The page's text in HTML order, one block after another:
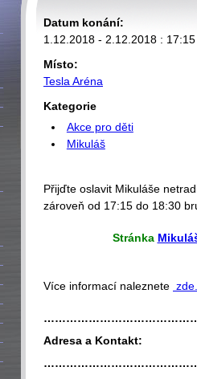
Datum konání:
1.12.2018 - 2.12.2018 :
Místo:
Tesla Aréna
Kategorie
Akce pro děti
Mikuláš
Přijďte oslavit Mikuláše
zároveň od 17:15 do 18:30
Stránka
Více informací naleznete zde.
Adresa a Kontakt: